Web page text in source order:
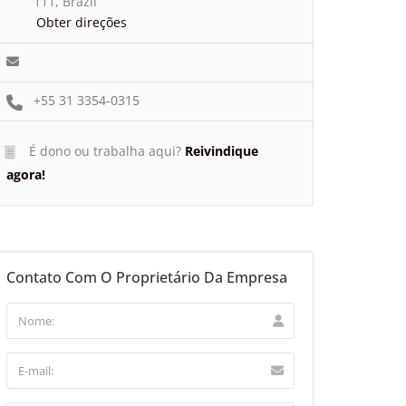
Obter direções
+55 31 3354-0315
É dono ou trabalha aqui? Reivindique
agora!
Contato Com O Proprietário Da Empresa